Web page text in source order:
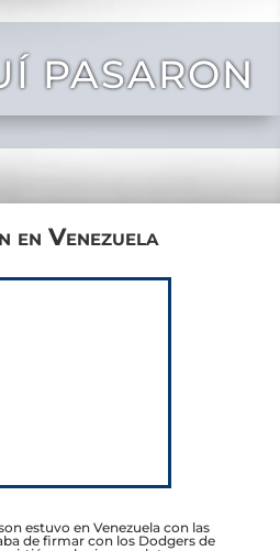
PASARON
en Venezuela
estuvo en Venezuela con las
de firmar con los Dodgers de